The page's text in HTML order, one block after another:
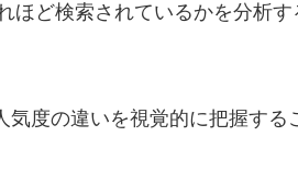
ほど検索されているかを分析
度の違いを視覚的に把握する